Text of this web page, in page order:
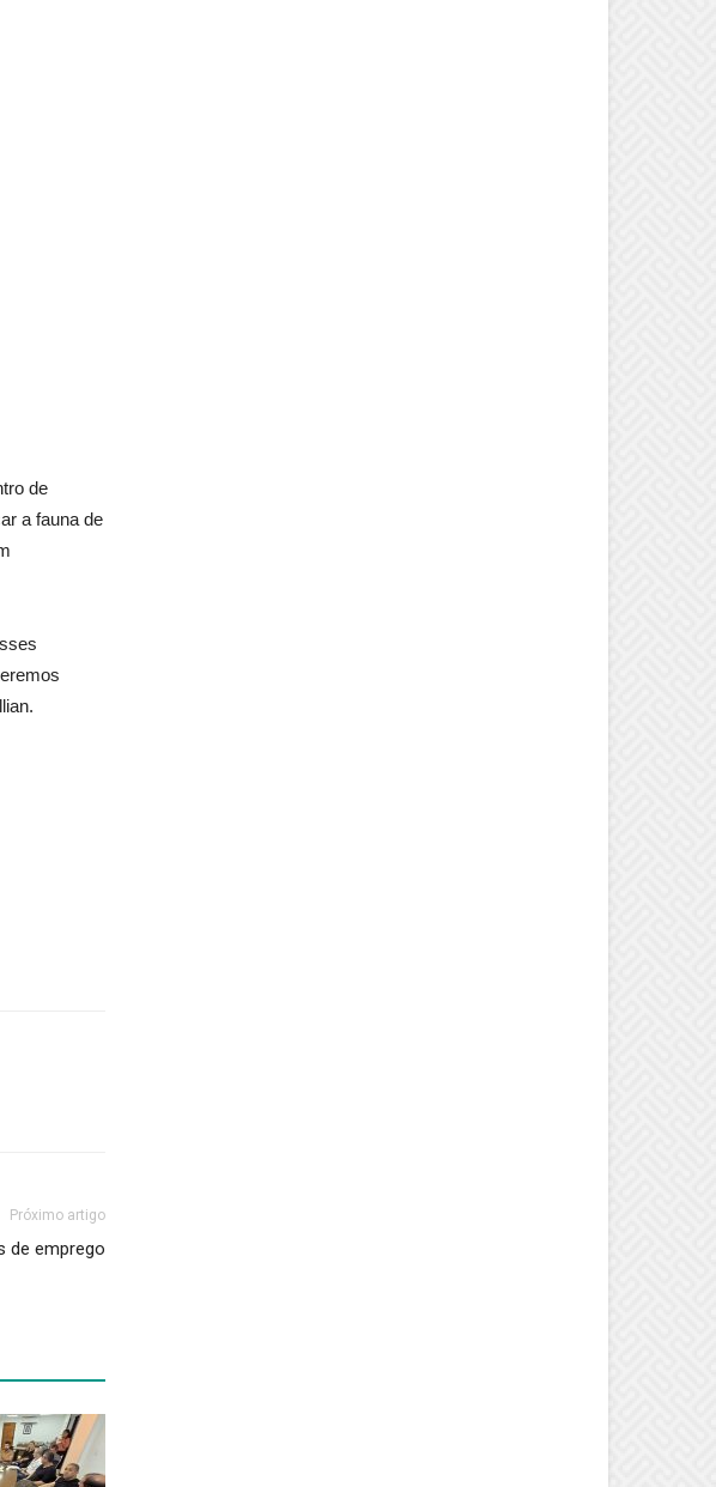
de
a fauna de
Próximo artigo
de emprego